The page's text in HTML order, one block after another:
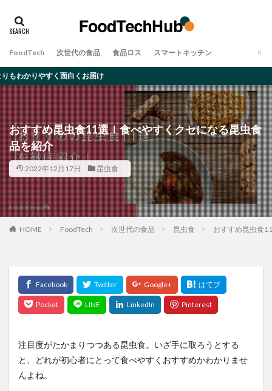
FoodTech 次世代の食品 食品ロス スマートキッチン
白くお届け
おすすめ昆虫食11選！食べやすくクセになる昆虫食
品を紹介
2022年12月17日 昆虫食
HOME FoodTech 次世代の食品 昆虫食 おすすめ昆虫食
注目度がたかまりつつある昆虫食。いざ手に取ろうとする
と、どれが初心者にとって食べやすくおすすめかわかりませ
んよね。
タグ
デメリット
ムカデ メリット
大豆ミート
完全食
対策・原因
検索